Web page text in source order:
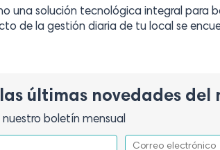
una solución tecnológica integral para
de la gestión diaria de tu local se
las últimas novedades
boletín mensual